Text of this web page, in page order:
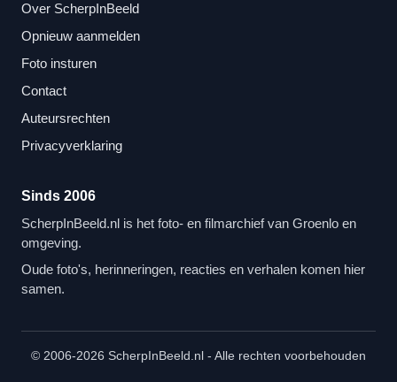
Over ScherpInBeeld
Opnieuw aanmelden
Foto insturen
Contact
Auteursrechten
Privacyverklaring
Sinds 2006
ScherpInBeeld.nl is het foto- en filmarchief van Groenlo en
omgeving.
Oude foto's, herinneringen, reacties en verhalen komen hier
samen.
© 2006-2026 ScherpInBeeld.nl - Alle rechten voorbehouden